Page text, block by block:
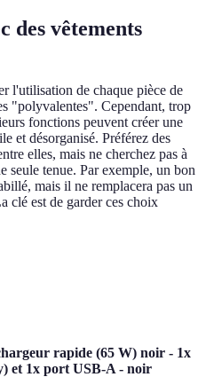
des vêtements
l'utilisation de chaque pièce de
"polyvalentes". Cependant, trop
fonctions peuvent créer une
et désorganisé. Préférez des
elles, mais ne cherchez pas à
seule tenue. Par exemple, un bon
mais il ne remplacera pas un
clé est de garder ces choix
rapide (65 W) noir - 1x
et 1x port USB-A - noir